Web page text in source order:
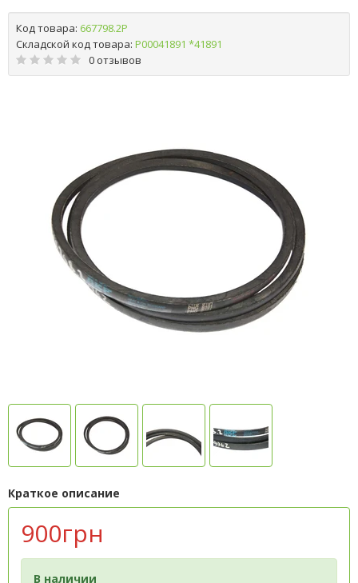
Код товара: 667798.2P
Складской код товара: Р00041891 *41891
0 отзывов
Краткое описание
900грн
В наличии